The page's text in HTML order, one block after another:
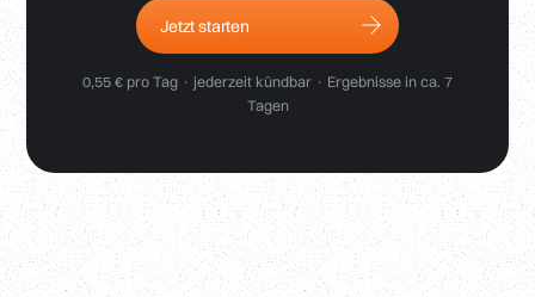
Jetzt starten
0,55 € pro Tag · jederzeit kündbar · Ergebnisse in ca. 7
Tagen